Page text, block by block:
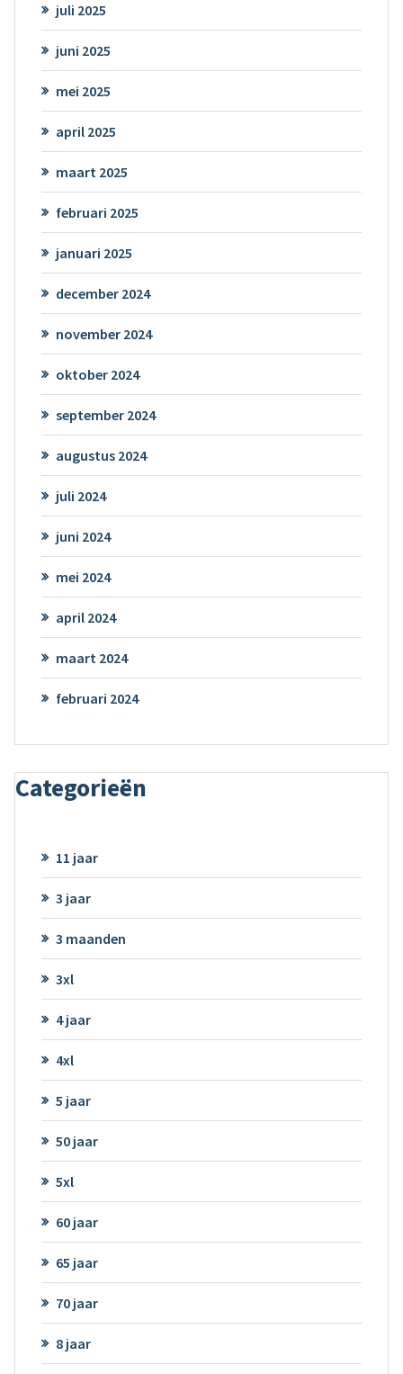
juli 2025
juni 2025
mei 2025
april 2025
maart 2025
februari 2025
januari 2025
december 2024
november 2024
oktober 2024
september 2024
augustus 2024
juli 2024
juni 2024
mei 2024
april 2024
maart 2024
februari 2024
Categorieën
11 jaar
3 jaar
3 maanden
3xl
4 jaar
4xl
5 jaar
50 jaar
5xl
60 jaar
65 jaar
70 jaar
8 jaar